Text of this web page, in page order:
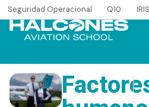
Seguridad Operacional Q10 IRIS